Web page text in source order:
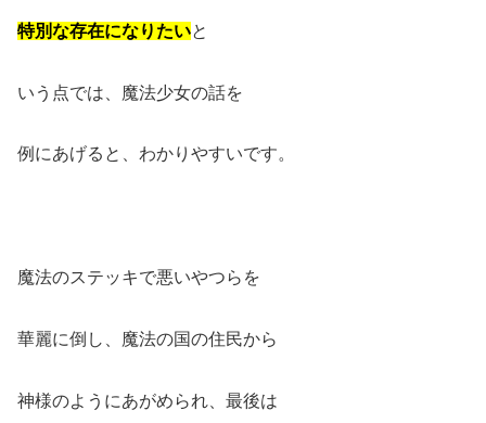
特別な存在になりたいと
いう点では、魔法少女の話を
例にあげると、わかりやすいです。
魔法のステッキで悪いやつらを
華麗に倒し、魔法の国の住民から
神様のようにあがめられ、最後は